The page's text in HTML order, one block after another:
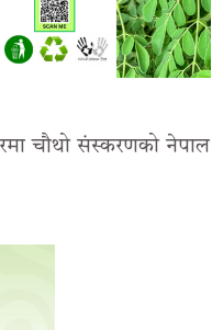
चौथो संस्करणको नेपाल